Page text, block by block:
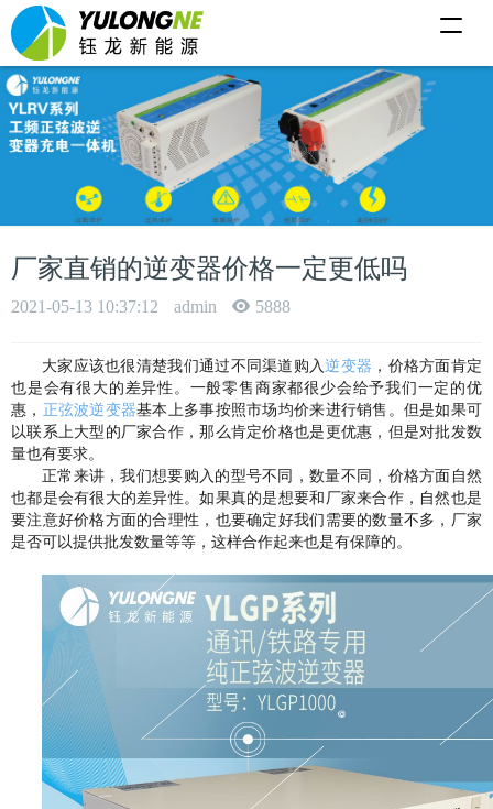
T
g
a
厂家直销的逆变器价格一定更低吗
2021-05-13 10:37:12 admin 5888
大家应该也很清楚我们通过不同渠道购入逆变器 ， 价格方面肯定
也是会有很大的差异性 。 一般零售商家都很少会给予我们一定的优
惠 ， 正弦波逆变器基本上多事按照市场均价来进行销售 。 但是如果可
以联系上大型的厂家合作 ，那么肯定价格也是更优惠 ， 但是对批发数
量也有要求。
正常来讲 ，我们想要购入的型号不同 ，数量不同 ， 价格方面自然
也都是会有很大的差异性。如果真的是想要和厂家来合作， 自然也是
要注意好价格方面的合理性 ， 也要确定好我们需要的数量不多 ， 厂家
是否可以提供批发数量等等 ， 这样合作起来也是有保障的。